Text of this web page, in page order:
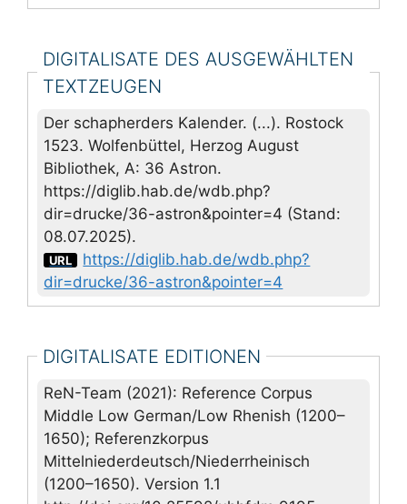
DIGITALISATE DES AUSGEWÄHLTEN
TEXTZEUGEN
Der schapherders Kalender. (...). Rostock
1523. Wolfenbüttel, Herzog August
Bibliothek, A: 36 Astron.
https://diglib.hab.de/wdb.php?
dir=drucke/36-astron&pointer=4 (Stand:
08.07.2025).
URL
https://diglib.hab.de/wdb.php?
dir=drucke/36-astron&pointer=4
DIGITALISATE EDITIONEN
ReN-Team (2021): Reference Corpus
Middle Low German/Low Rhenish (1200–
1650); Referenzkorpus
Mittelniederdeutsch/Niederrheinisch
(1200–1650). Version 1.1